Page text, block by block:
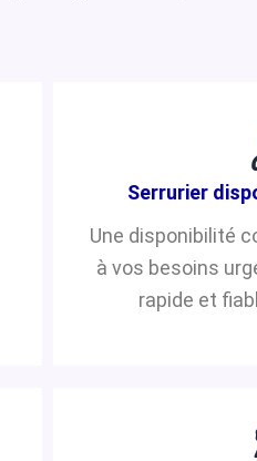
Serrurier
Une disponibilité
à vos besoins
rapide et